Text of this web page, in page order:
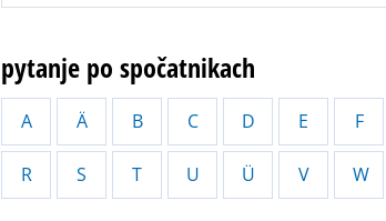
pytanje po spočatnikach
A Ä B C D E F
R S T U Ü V W